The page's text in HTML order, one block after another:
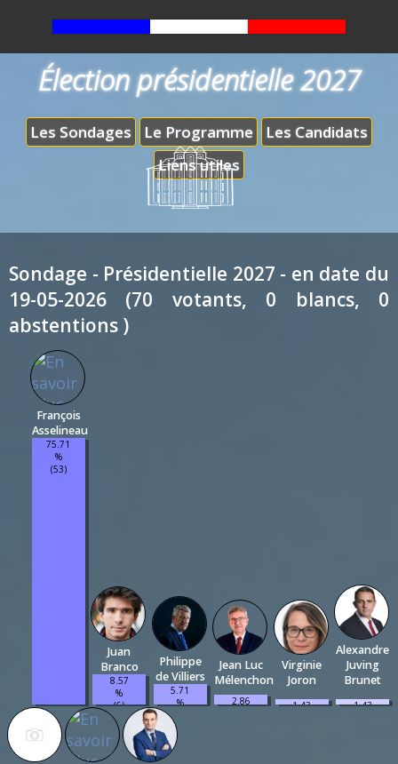
Les Sondages Le Programme
Les Candidats
Liens utiles
Élection présidentielle 2027
Sondage - Présidentielle 2027 - en date du
19-05-2026 (70 votants, 0 blancs, 0
abstentions )
François
Asselineau
75.71
%
(53)
Juan
Branco
8.57
%
(6)
Philippe
de Villiers
5.71
%
Jean Luc
Mélenchon
2.86
Virginie
Joron
1.43
Alexandre
Juving
Brunet
1.43